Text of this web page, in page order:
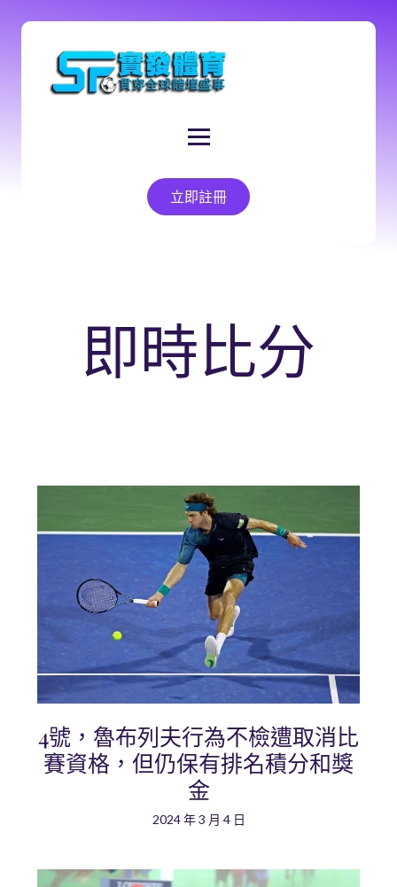
立即註冊
即時比分
4號，魯布列夫行為不檢遭取消比
賽資格，但仍保有排名積分和獎
金
2024 年 3 月 4 日